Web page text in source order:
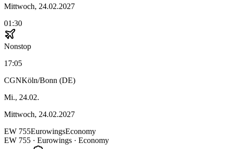
Mittwoch, 24.02.2027
01:30
Nonstop
17:05
CGNKöln/Bonn (DE)
Mi., 24.02.
Mittwoch, 24.02.2027
EW 755EurowingsEconomy
EW 755 · Eurowings · Economy